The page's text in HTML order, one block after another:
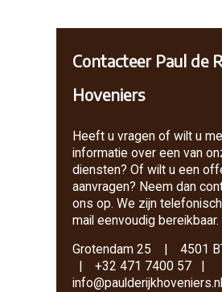
Contacteer Paul de
Hoveniers
Heeft u vragen of wilt u
informatie over een van
diensten? Of wilt u een
aanvragen? Neem dan
ons op. We zijn
mail eenvoudig bereikbaar.
Grotendam 25 | 4501
| +32 471 7400 57 |
info@paulderijkhoveniers.nl